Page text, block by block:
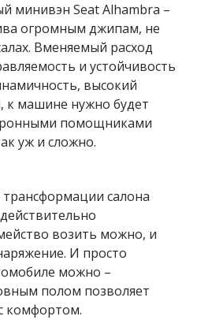
минивэн Seat Alhambra –
огромным джипам, не
Вменяемый расход
и устойчивость
высокий
к машине нужно будет
помощниками
уж и сложно.
салона
возить можно, и
И просто
можно –
полом позволяет
комфортом.